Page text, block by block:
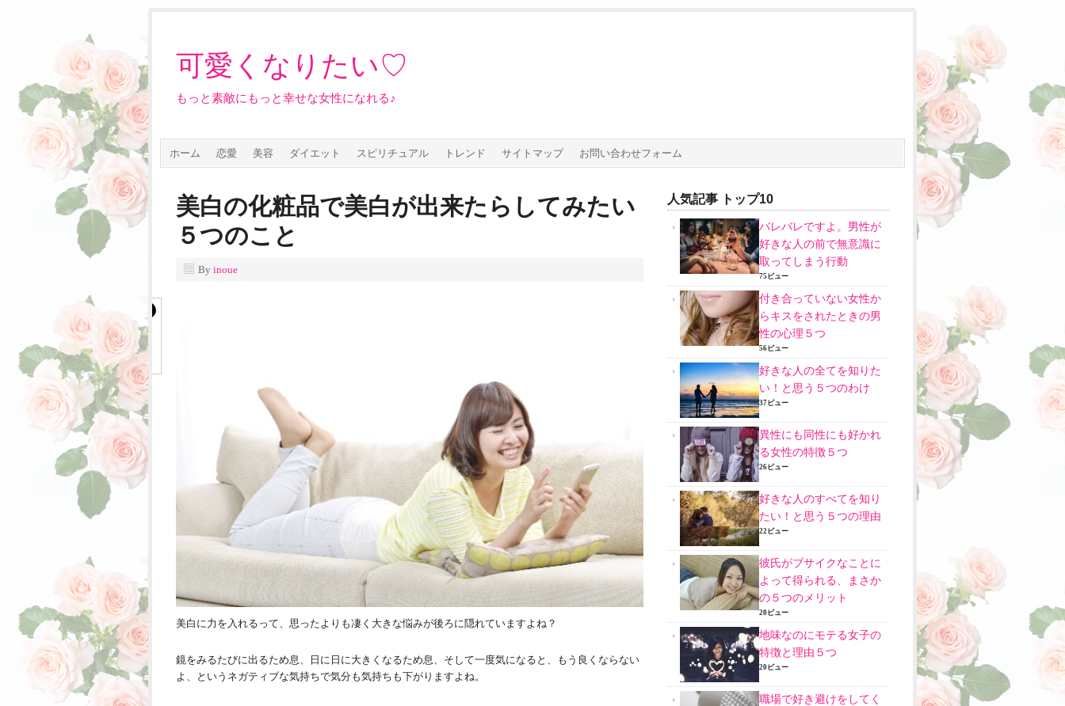
可愛くなりたい♡
もっと素敵にもっと幸せな女性になれる♪
ホーム 恋愛 美容 ダイエット スピリチュアル トレンド サイトマップ お問い合わせフォーム
美白の化粧品で美白が出来たらしてみたい
５つのこと
By inoue
美白に力を入れるって、思ったよりも凄く大きな悩みが後ろに隠れていますよね？
鏡をみるたびに出るため息、日に日に大きくなるため息、そして一度気になると、もう良くならない
よ、というネガティブな気持ちで気分も気持ちも下がりますよね。
人気記事 トップ10
バレバレですよ。男性が
好きな人の前で無意識に
取ってしまう行動
75ビュー
付き合っていない女性か
らキスをされたときの男
性の心理５つ
56ビュー
好きな人の全てを知りた
い！と思う５つのわけ
37ビュー
異性にも同性にも好かれ
る女性の特徴５つ
26ビュー
好きな人のすべてを知り
たい！と思う５つの理由
22ビュー
彼氏がブサイクなことに
よって得られる、まさか
の５つのメリット
20ビュー
地味なのにモテる女子の
特徴と理由５つ
20ビュー
職場で好き避けをしてく